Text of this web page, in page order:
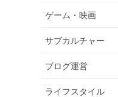
ゲーム・映画
サブカルチャー
ブログ運営
ライフスタイル